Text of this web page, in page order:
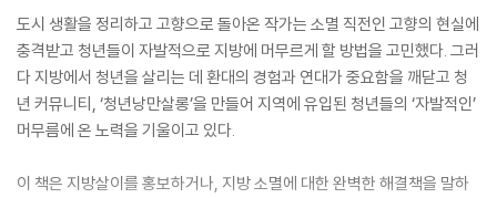
도시 생활을 정리하고 고향으로 돌아온 작가는 소멸 직전인 고향의 현실에
충격받고 청년들이 자발적으로 지방에 머무르게 할 방법을 고민했다. 그러
다 지방에서 청년을 살리는 데 환대의 경험과 연대가 중요함을 깨닫고 청
년 커뮤니티, ‘청년낭만살롱’을 만들어 지역에 유입된 청년들의 ‘자발적인’
머무름에 온 노력을 기울이고 있다.
이 책은 지방살이를 홍보하거나, 지방 소멸에 대한 완벽한 해결책을 말하